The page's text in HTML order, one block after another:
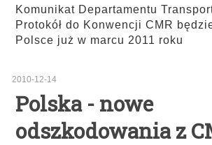
Komunikat Departamentu
Protokół do Konwencji CMR
Polsce już w marcu 2011 roku
2010-12-14
Polska - nowe
odszkodowania z